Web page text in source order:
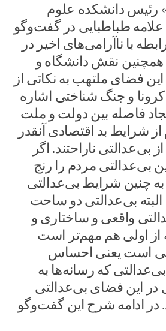
رئیس دانشکده علوم
طباطبایی در گفت‌وگو
با ناآرامی‌های اخیر در
نقش دانشگاه و
فضای ملتهب به نکاتی از
و جنگ شناختی اشاره
فاصله بین دولت و ملت
شرایط بد اقتصادی آنقدر
بی‌عدالتی ناراحتند. اگر
بی‌عدالتی مردم را رنج
چنین شرایط بی‌عدالتی
بی‌عدالتی دو ساحت
واقعی و ساختاری و
از اولی هم مهم‌تر است
است یعنی احساس
که رسانه‌ها به
این فضای بی‌عدالتی
در ادامه شرح این گفت‌وگو